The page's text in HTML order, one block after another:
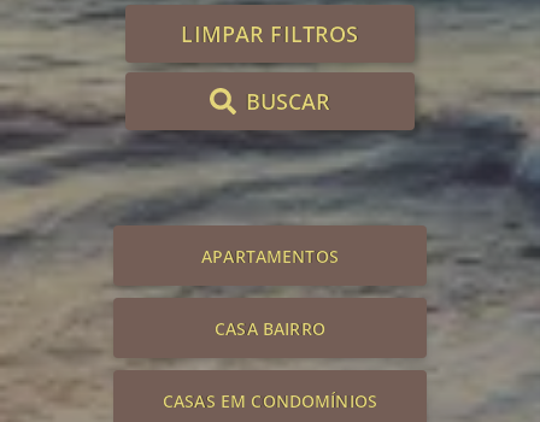
LIMPAR FILTROS
BUSCAR
APARTAMENTOS
CASA BAIRRO
CASAS EM CONDOMÍNIOS